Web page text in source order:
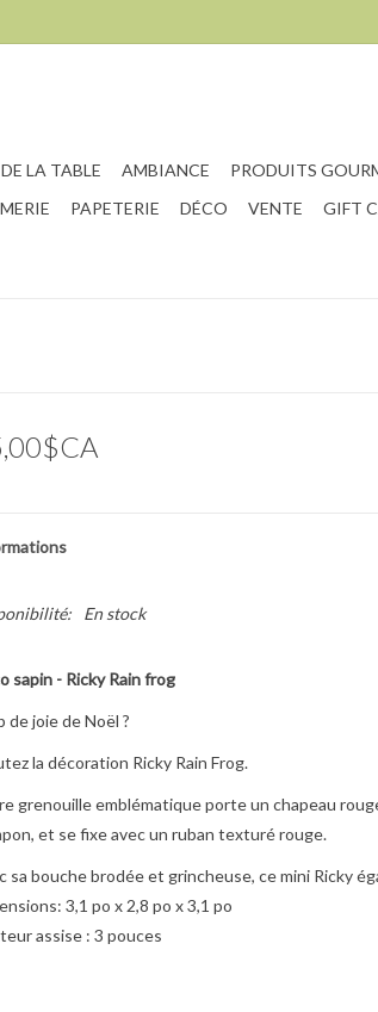
LA TABLE AMBIANCE PRODUITS
PAPETERIE DÉCO VENTE GIFT
En stock
sapin - Ricky Rain frog
de joie de Noël ?
la décoration Ricky Rain Frog.
grenouille emblématique porte un chapeau
et se fixe avec un ruban texturé rouge.
sa bouche brodée et grincheuse, ce mini Ricky
3,1 po x 2,8 po x 3,1 po
assise : 3 pouces